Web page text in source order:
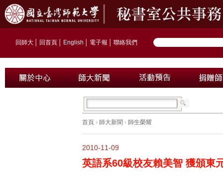
回師大 回首頁 English 電子報 聯絡我們
首頁 › 師大新聞 › 師生榮耀
2010-11-09
英語系60級校友賴美智 獲頒東